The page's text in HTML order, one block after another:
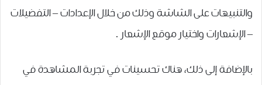
ﻭﺍﻟﺘﻨﺒﻴﻬﺎﺕ ﻋﻠﻰ ﺍﻟﺸﺎﺷﺔ ﻭﺫﻟﻚ ﻣﻦ ﺧﻼﻝ ﺍﻹﻋﺪﺍﺩﺍﺕ – ﺍﻟﺘﻔﻀﻴﻼﺕ
– ﺍﻹﺷﻌﺎﺭﺍﺕ ﻭﺍﺧﺘﻴﺎﺭ ﻣﻮﻗﻊ ﺍﻹﺷﻌﺎﺭ .
بالإضافة إلى ذلك، هناك تحسينات في تجربة المشاهدة في